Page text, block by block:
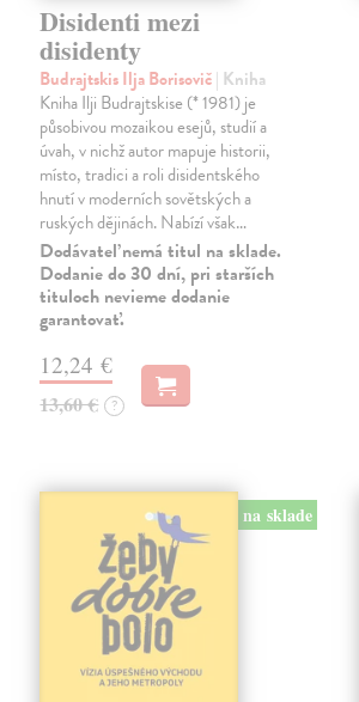
Disidenti mezi
disidenty
Budrajtskis Ilja Borisovič| Kniha
Kniha Ilji Budrajtskise (* 1981) je
působivou mozaikou esejů, studií a
úvah, v nichž autor mapuje historii,
místo, tradici a roli disidentského
hnutí v moderních sovětských a
ruských dějinách. Nabízí však…
Dodávateľ nemá titul na sklade.
Dodanie do 30 dní, pri starších
tituloch nevieme dodanie
garantovať.
12,24 €
13,60 € ?
na sklade